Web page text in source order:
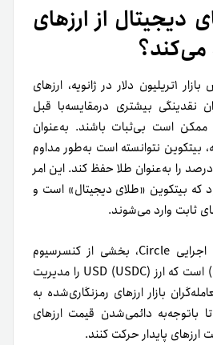
دیجیتال از ارزهای
می‌کند؟
با وجود رسیدن به ارزش بازار ۱تریلیون دلار در ژانویه، ارزهای
نقدینگی بیشتری درمقایسه‌با قبل
ممکن است بی‌ثبات باشند. به‌عنوان
بیتکوین نتوانسته است به‌طور مداوم
نوسان ۳۰روزه کمتر از ۲۰درصد را به‌عنوان طلا حفظ کند. این امر
که بیتکوین «طلای دیجیتال» است و
ثابت وارد می‌شوند.
جرمی آلریر، مدیر ارشد اجرایی Circle، بخشی از کنسرسیوم
CENTER (با Coinbase) است که ارز USD (USDC) را مدیریت
بازار ارزهای رمزنگاری‌شده به
تا با‌توجه‌به دائمی‌شدن قیمت ارزهای
پایدار حرکت کنند.